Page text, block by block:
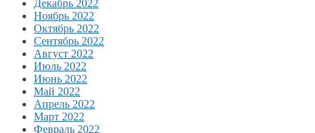
Декабрь 2022
Ноябрь 2022
Октябрь 2022
Сентябрь 2022
Август 2022
Июль 2022
Июнь 2022
Май 2022
Апрель 2022
Март 2022
Февраль 2022